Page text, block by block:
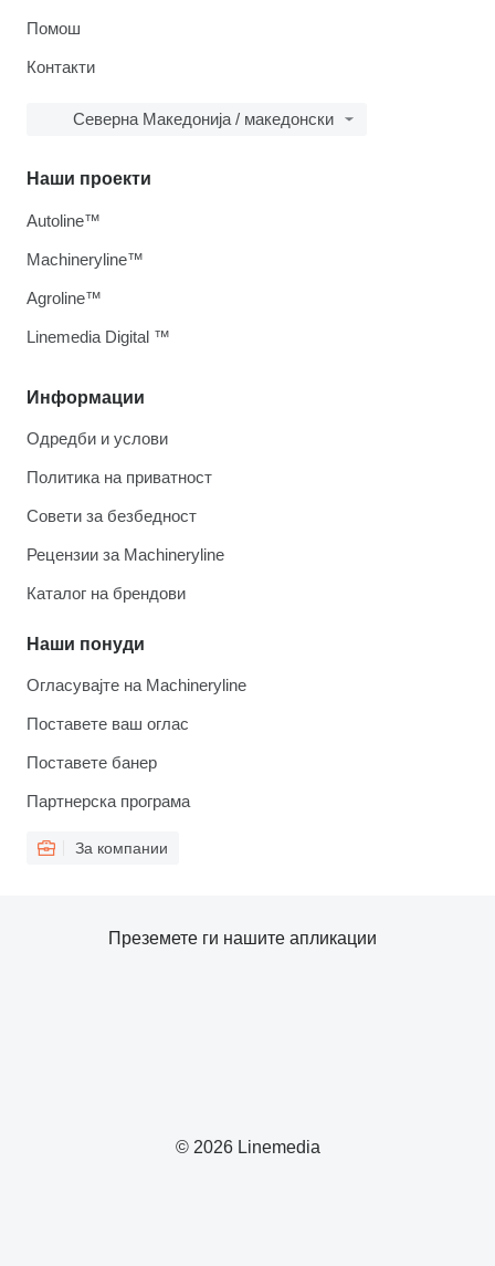
Помош
Контакти
Северна Македонија / македонски
Информации
Одредби и услови
Политика на приватност
Совети за безбедност
Рецензии за Machineryline
Каталог на брендови
Наши понуди
Огласувајте на Machineryline
Поставете ваш оглас
Поставете банер
Партнерска програма
За компании
Наши проекти
Autoline™
Machineryline™
Agroline™
Linemedia Digital ™
© 2026 Linemedia
Преземете ги нашите апликации